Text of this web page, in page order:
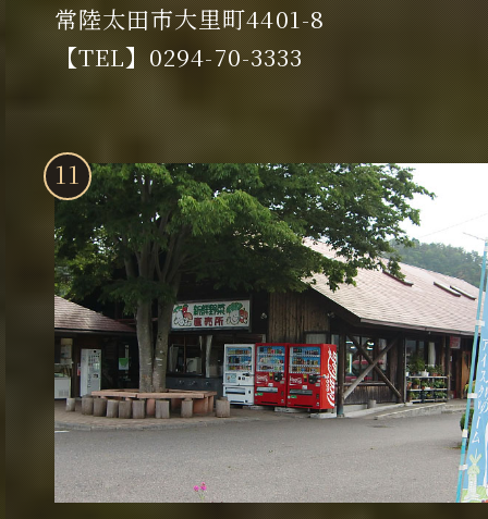
常陸太田市大里町4401-8
【TEL】0294-70-3333